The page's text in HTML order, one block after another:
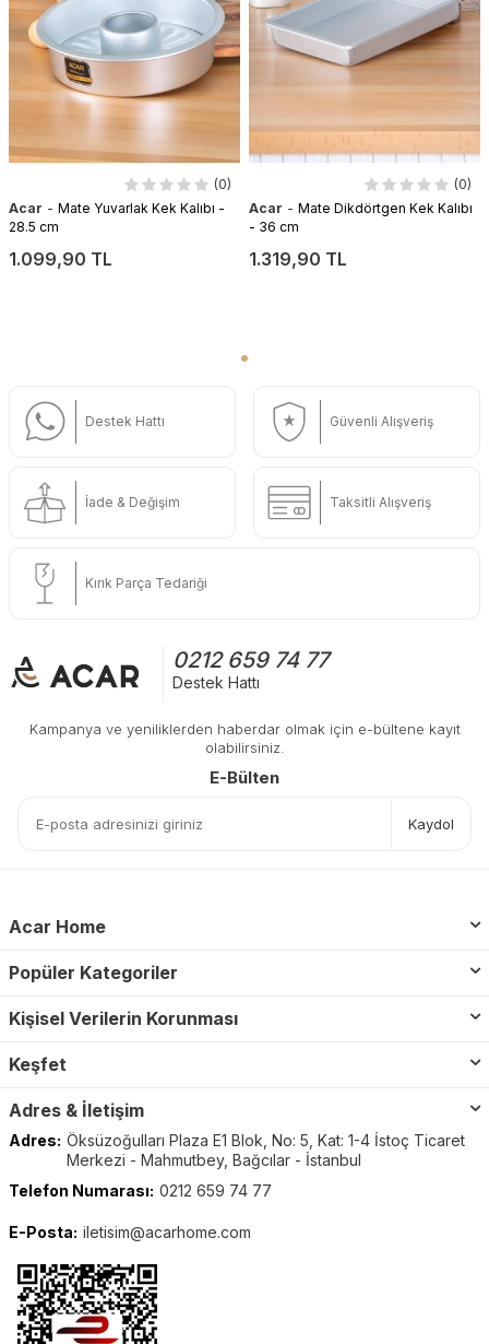
(0)
Acar - Mate Yuvarlak Kek Kalıbı -
28.5 cm
1.099,90 TL
(0)
Acar - Mate Dikdörtgen Kek Kalıbı
- 36 cm
1.319,90 TL
Destek Hattı Güvenli Alışveriş
İade & Değişim Taksitli Alışveriş
Kırık Parça Tedariği
0212 659 74 77
Destek Hattı
Kampanya ve yeniliklerden haberdar olmak için e-bültene kayıt
olabilirsiniz.
E-Bülten
Kaydol
Acar Home
Popüler Kategoriler
Kişisel Verilerin Korunması
Keşfet
Adres & İletişim
Adres: Öksüzoğulları Plaza E1 Blok, No: 5, Kat: 1-4 İstoç Ticaret
Merkezi - Mahmutbey, Bağcılar - İstanbul
Telefon Numarası: 0212 659 74 77
E-Posta: iletisim@acarhome.com